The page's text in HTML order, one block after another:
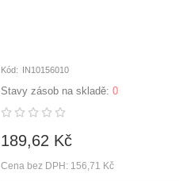
IN10156010
Stavy zásob na skladě: 0
189,62 Kč
Cena bez DPH: 156,71 Kč